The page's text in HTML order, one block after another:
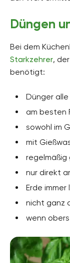
Düngen
Bei dem
Starkzehrer,
benötigt:
Dünger
am besten
sowohl im
mit
regelmäßig
nur direkt
Erde
nicht ganz
wenn